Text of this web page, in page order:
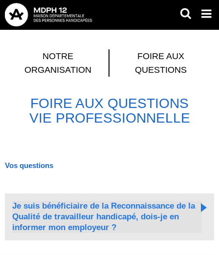
Aller
au
NOTRE
ORGANISATION
FOIRE AUX
QUESTIONS
FOIRE AUX QUESTIONS
VIE PROFESSIONNELLE
Vos questions
Je suis bénéficiaire de la Reconnaissance de la
Qualité de travailleur handicapé, dois-je en
informer mon employeur ?